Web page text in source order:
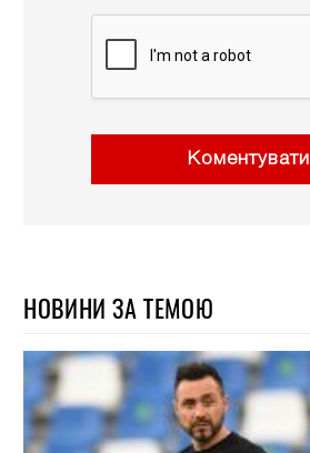
Коментувати
НОВИНИ ЗА ТЕМОЮ